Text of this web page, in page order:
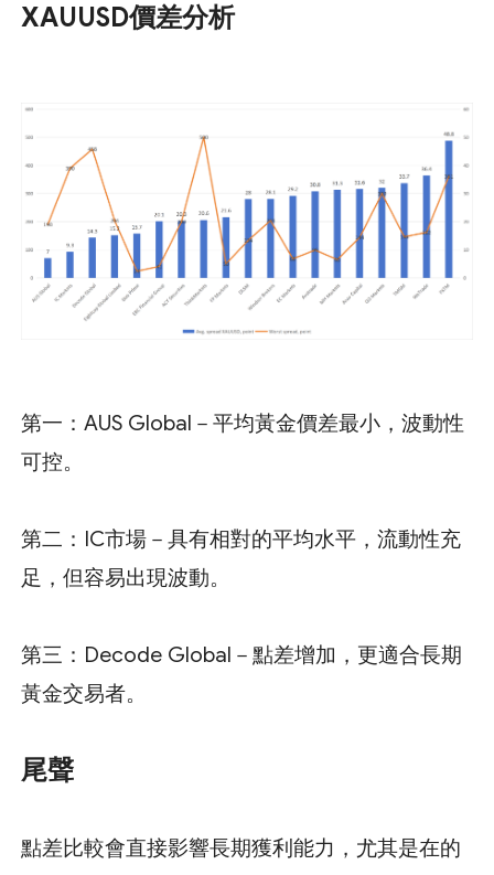
XAUUSD價差分析
第一：AUS Global－平均黃金價差最小，波動性
可控。
第二：IC市場－具有相對的平均水平，流動性充
足，但容易出現波動。
第三：Decode Global－點差增加，更適合長期
黃金交易者。
尾聲
點差比較會直接影響長期獲利能力，尤其是在的